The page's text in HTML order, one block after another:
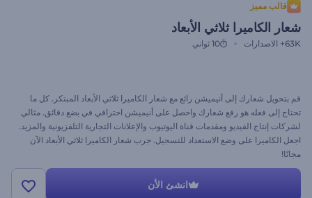
قالب مميز
شعار الكاميرا ثلاثي الأبعاد
63K+ الاصدارات 10 ثواني
قم بتحويل شعارك إلى أنيميشن رائع مع شعار الكاميرا ثلاثي الأبعاد المبتكر. كل ما
تحتاج إلى فعله هو رفع شعارك واحصل على أنيميشن احترافي في بضع دقائق. مثالي
لشركات إنتاج الفيديو ومقدمات قناة اليوتيوب والإعلانات التجارية التلفزيونية والمزيد.
اجعل الكاميرا على وضع الاستعداد للتسجيل. جرب شعار الكاميرا ثلاثي الأبعاد الآن
مجانًا!
انشئ الأن